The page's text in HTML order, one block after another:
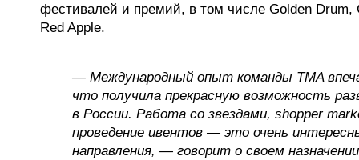
фестивалей и премий, в том числе Golden Drum,
Red Apple.
— Международный опыт команды TMA
что получила прекрасную возможность
в России. Работа со звездами, shopper
проведение ивентов — это очень
направления, — говорит о своем